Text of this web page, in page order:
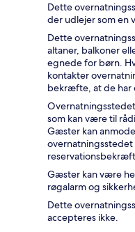
Dette
der udlejer som en
Dette
altaner, balkoner
egnede for børn.
kontakter
bekræfte, at de har
som kan være til
Gæster kan
Gæster kan være
røgalarm og
Dette
accepteres ikke.